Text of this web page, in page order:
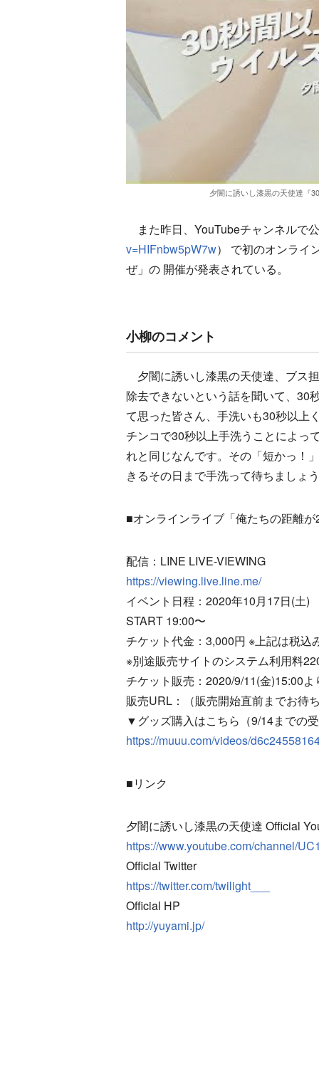
夕闇に誘いし漆黒の天使達『
また昨日、YouTubeチャンネルで
v=HIFnbw5pW7w） で初のオンライ
ぜ」の 開催が発表されている。
小柳のコメント
夕闇に誘いし漆黒の天使達、ブス
除去できないという話を聞いて、30
て思った皆さん、手洗いも30秒以上
チンコで30秒以上手洗うことによっ
れと同じなんです。その「短かっ！
きるその日まで手洗って待ちましょ
■オンラインライブ「俺たちの距離
配信：LINE LIVE-VIEWING
https://viewing.live.line.me/
イベント日程：2020年10月17日(土)
START 19:00〜
チケット代金：3,000円 ※上記は税込
※別途販売サイトのシステム利用料
チケット販売：2020/9/11(金)15:00
販売URL：（販売開始直前までお待
▼グッズ購入はこちら（9/14までの
https://muuu.com/videos/
■リンク
夕闇に誘いし漆黒の天使達 Official
https://www.youtube.com/channel/
Official Twitter
https://twitter.com/twilight___
Official HP
http://yuyami.jp/